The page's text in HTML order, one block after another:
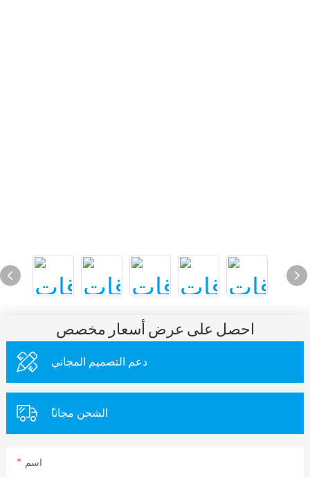
احصل على عرض أسعار مخصص
دعم التصميم المجاني
ًالشحن مجانا
اسم